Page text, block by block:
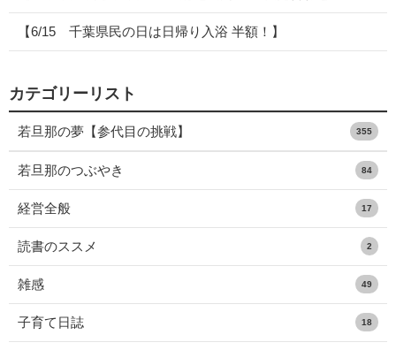
【6/15 千葉県民の日は日帰り入浴 半額！】
カテゴリーリスト
若旦那の夢【参代目の挑戦】 355
若旦那のつぶやき 84
経営全般 17
読書のススメ 2
雑感 49
子育て日誌 18